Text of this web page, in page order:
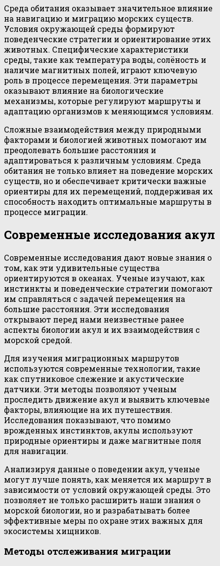
Среда обитания оказывает значительное влияние
на навигацию и миграцию морских существ.
Условия окружающей среды формируют
поведенческие стратегии и ориентирование этих
животных. Специфические характеристики
среды, такие как температура воды, солёность и
наличие магнитных полей, играют ключевую
роль в процессе перемещения. Эти параметры
оказывают влияние на биологические
механизмы, которые регулируют маршруты и
адаптацию организмов к меняющимся условиям.
Сложные взаимодействия между природными
факторами и биологией животных помогают им
преодолевать большие расстояния и
адаптироваться к различным условиям. Среда
обитания не только влияет на поведение морских
существ, но и обеспечивает критически важные
ориентиры для их перемещений, поддерживая их
способность находить оптимальные маршруты в
процессе миграции.
Современные исследования акул
Современные исследования дают новые знания о
том, как эти удивительные существа
ориентируются в океанах. Ученые изучают, как
инстинкты и поведенческие стратегии помогают
им справляться с задачей перемещения на
большие расстояния. Эти исследования
открывают перед нами неизвестные ранее
аспекты биологии акул и их взаимодействия с
морской средой.
Для изучения миграционных маршрутов
используются современные технологии, такие
как спутниковое слежение и акустические
датчики. Эти методы позволяют ученым
проследить движение акул и выявить ключевые
факторы, влияющие на их путешествия.
Исследования показывают, что помимо
врожденных инстинктов, акулы используют
природные ориентиры и даже магнитные поля
для навигации.
Анализируя данные о поведении акул, ученые
могут лучше понять, как меняется их маршрут в
зависимости от условий окружающей среды. Это
позволяет не только расширить наши знания о
морской биологии, но и разрабатывать более
эффективные меры по охране этих важных для
экосистемы хищников.
Методы отслеживания миграции